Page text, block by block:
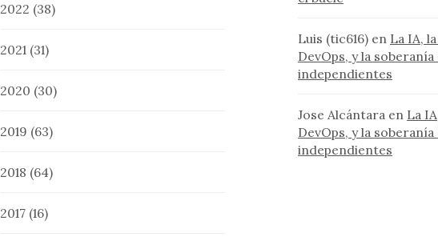
2022 (38)
2021 (31)
2020 (30)
2019 (63)
2018 (64)
2017 (16)
Luis (tic616) en La IA,
DevOps, y la
independientes
Jose Alcántara en La
DevOps, y la
independientes